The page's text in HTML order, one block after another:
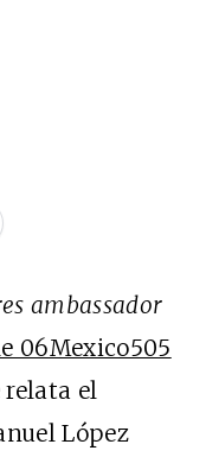
ambassador
06Mexico505
el
López